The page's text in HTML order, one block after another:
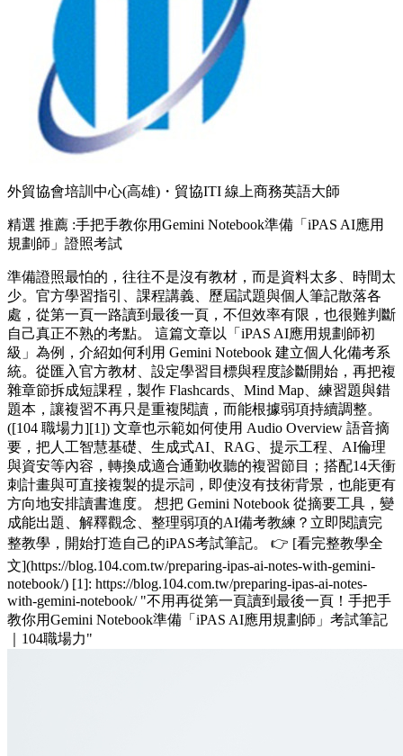
外貿協會培訓中心(高雄)・貿協ITI 線上商務英語大師
精選 推薦 :手把手教你用Gemini Notebook準備「iPAS AI應用
規劃師」證照考試
準備證照最怕的，往往不是沒有教材，而是資料太多、時間太
少。官方學習指引、課程講義、歷屆試題與個人筆記散落各
處，從第一頁一路讀到最後一頁，不但效率有限，也很難判斷
自己真正不熟的考點。 這篇文章以「iPAS AI應用規劃師初
級」為例，介紹如何利用 Gemini Notebook 建立個人化備考系
統。從匯入官方教材、設定學習目標與程度診斷開始，再把複
雜章節拆成短課程，製作 Flashcards、Mind Map、練習題與錯
題本，讓複習不再只是重複閱讀，而能根據弱項持續調整。
([104 職場力][1]) 文章也示範如何使用 Audio Overview 語音摘
要，把人工智慧基礎、生成式AI、RAG、提示工程、AI倫理
與資安等內容，轉換成適合通勤收聽的複習節目；搭配14天衝
刺計畫與可直接複製的提示詞，即使沒有技術背景，也能更有
方向地安排讀書進度。 想把 Gemini Notebook 從摘要工具，變
成能出題、解釋觀念、整理弱項的AI備考教練？立即閱讀完
整教學，開始打造自己的iPAS考試筆記。 👉 [看完整教學全
文](https://blog.104.com.tw/preparing-ipas-ai-notes-with-gemini-
notebook/) [1]: https://blog.104.com.tw/preparing-ipas-ai-notes-
with-gemini-notebook/ "不用再從第一頁讀到最後一頁！手把手
教你用Gemini Notebook準備「iPAS AI應用規劃師」考試筆記
｜104職場力"